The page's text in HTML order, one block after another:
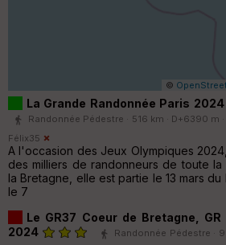
©
La Grande Randonnée Paris
Randonnée Pédestre · 516 km · D+6390 m
Félix35
A l'occasion des Jeux Olympiques
des milliers de randonneurs de toute la
la Bretagne, elle est partie le 13 mars
le 7
Le GR37 Coeur de Bretagne,
2024
Randonnée Pédestre ·